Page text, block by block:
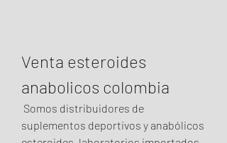
Venta esteroides
anabolicos colombia
suplementos deportivos y anabólicos